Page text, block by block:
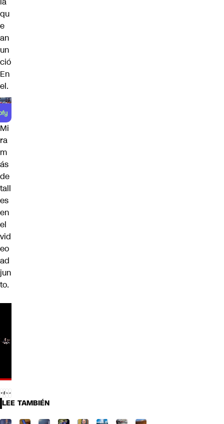
qu
e
an
un
ció
En
el.
Mi
ra
m
ás
de
tall
es
en
el
vid
eo
ad
jun
to.
LEE TAMBIÉN